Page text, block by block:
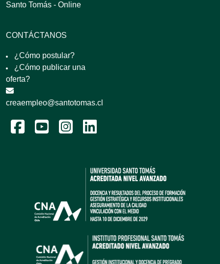
Santo Tomás - Online
CONTÁCTANOS
¿Cómo postular?
¿Cómo publicar una
oferta?
creaempleo@santotomas.cl